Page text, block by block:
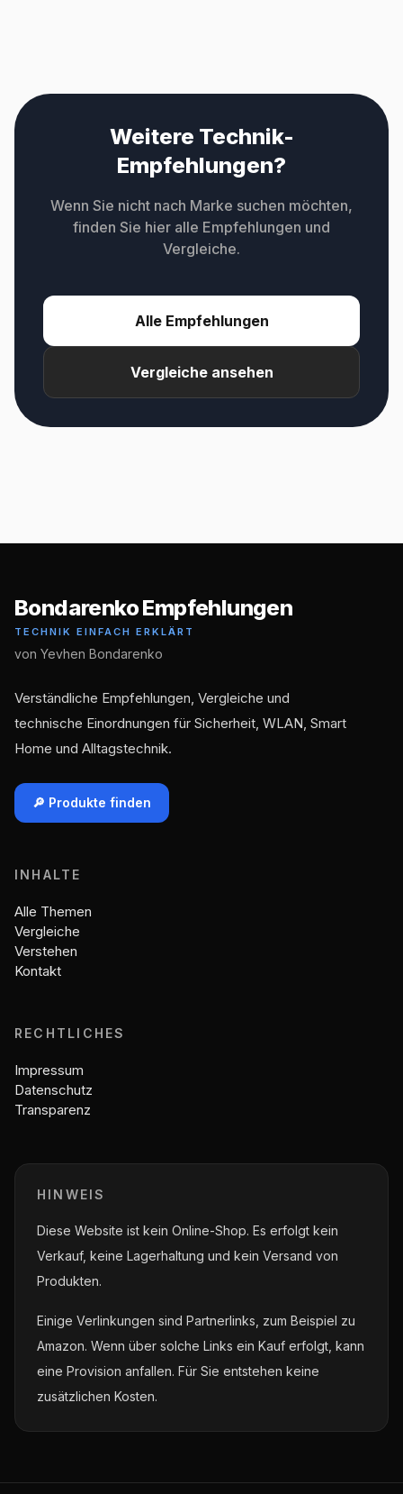
Weitere Technik-
Empfehlungen?
Wenn Sie nicht nach Marke suchen möchten,
finden Sie hier alle Empfehlungen und
Vergleiche.
Alle Empfehlungen
Vergleiche ansehen
Bondarenko Empfehlungen
TECHNIK EINFACH ERKLÄRT
von Yevhen Bondarenko
Verständliche Empfehlungen, Vergleiche und
technische Einordnungen für Sicherheit, WLAN, Smart
Home und Alltagstechnik.
🔎 Produkte finden
INHALTE
Alle Themen
Vergleiche
Verstehen
Kontakt
RECHTLICHES
Impressum
Datenschutz
Transparenz
HINWEIS
Diese Website ist kein Online-Shop. Es erfolgt kein
Verkauf, keine Lagerhaltung und kein Versand von
Produkten.
Einige Verlinkungen sind Partnerlinks, zum Beispiel zu
Amazon. Wenn über solche Links ein Kauf erfolgt, kann
eine Provision anfallen. Für Sie entstehen keine
zusätzlichen Kosten.